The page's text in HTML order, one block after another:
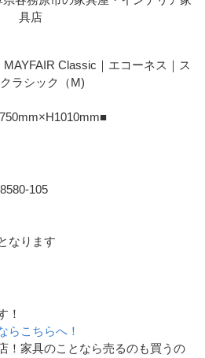
Classic｜エコーネス｜ス
ラシック（M)
105
なります
！
らこちらへ！
！家具のことなら売るのも買うの